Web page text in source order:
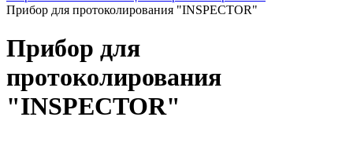
Прибор для протоколирования "INSPECTOR"
Прибор для
протоколирования
"INSPECTOR"